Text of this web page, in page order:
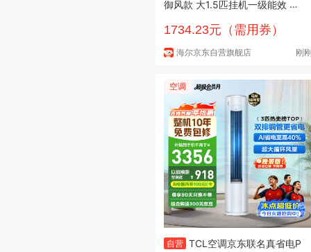
御风款 大1.5匹挂机一级能效 外
U
1734.23元（需用券）
海尔京东自营旗舰店 刚
空调
自营 TCL空调京东联名真省电P